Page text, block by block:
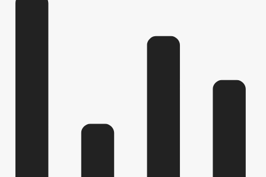
ПРОЕКТЫ АДМИНИСТРАТИВНЫХ РЕГЛАМЕНТОВ
РЕШЕНИЯ
ПРЕДОСТАВЛЕНИЕ УСЛУГ ИНВАЛИДАМ
ПЕРЕЧЕНЬ НПА, СОДЕРЖАЩИХ ОБЯЗАТЕЛЬНЫЕ ТРЕБОВАНИЯ,